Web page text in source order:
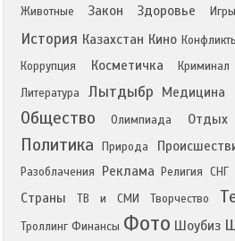
Животные
Закон Здоровье Игры
История Казахстан Кино
Коррупция Косметичка Криминал
Литература Лытдыбр Медицина
Общество Олимпиада Отдых
Политика Природа
Разоблачения
Реклама Религия СНГ
Страны
ТВ и СМИ Творчество
Троллинг Финансы Фото Шоубиз